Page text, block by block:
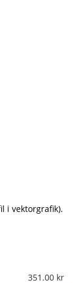
i vektorgrafik).
351.00